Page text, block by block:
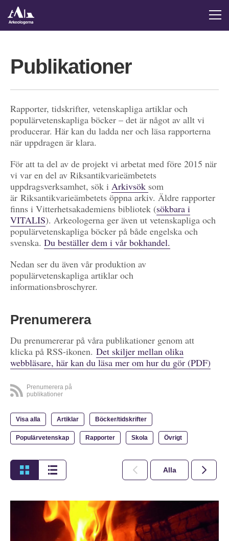
Publikationer
Rapporter, tidskrifter, vetenskapliga artiklar och
populärvetenskapliga böcker – det är något av allt vi
producerar. Här kan du ladda ner och läsa rapporterna
när uppdragen är klara.
För att ta del av de projekt vi arbetat med före 2015 när
vi var en del av Riksantikvarieämbetets
uppdragsverksamhet, sök i Arkivsök som
är Riksantikvarieämbetets öppna arkiv. Äldre rapporter
finns i Vitterhetsakademiens bibliotek (sökbara i
VITALIS). Arkeologerna ger även ut vetenskapliga och
populärvetenskapliga böcker på både engelska och
svenska. Du beställer dem i vår bokhandel.
Nedan ser du även vår produktion av
populärvetenskapliga artiklar och
informationsbroschyrer.
Prenumerera
Du prenumererar på våra publikationer genom att
klicka på RSS-ikonen. Det skiljer mellan olika
webbläsare, här kan du läsa mer om hur du gör (PDF)
Prenumerera på
publikationer
Visa alla Artiklar Böcker/tidskrifter
Populärvetenskap Rapporter Skola Övrigt
Alla 2026